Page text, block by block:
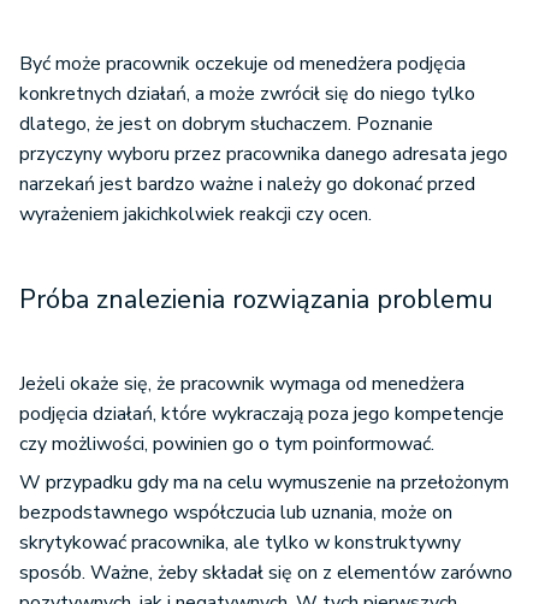
Być może pracownik oczekuje od menedżera podjęcia
konkretnych działań, a może zwrócił się do niego tylko
dlatego, że jest on dobrym słuchaczem. Poznanie
przyczyny wyboru przez pracownika danego adresata jego
narzekań jest bardzo ważne i należy go dokonać przed
wyrażeniem jakichkolwiek reakcji czy ocen.
Próba znalezienia rozwiązania problemu
Jeżeli okaże się, że pracownik wymaga od menedżera
podjęcia działań, które wykraczają poza jego kompetencje
czy możliwości, powinien go o tym poinformować.
W przypadku gdy ma na celu wymuszenie na przełożonym
bezpodstawnego współczucia lub uznania, może on
skrytykować pracownika, ale tylko w konstruktywny
sposób. Ważne, żeby składał się on z elementów zarówno